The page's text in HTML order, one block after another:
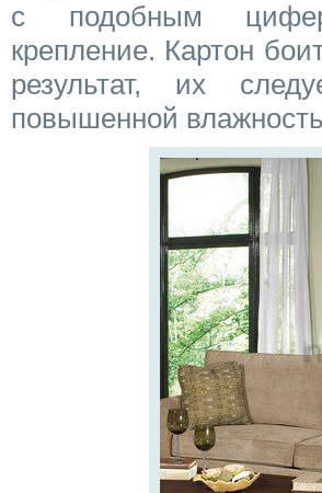
с подобным
крепление. Картон
результат, их
повышенной